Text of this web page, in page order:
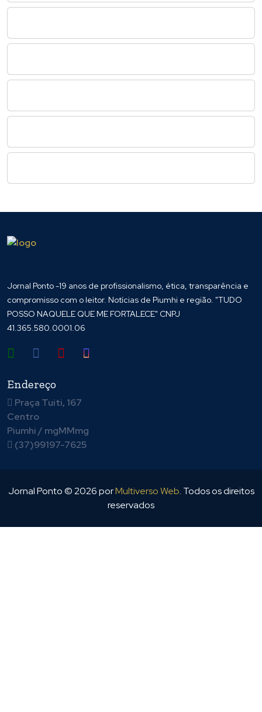
Jornal Ponto -19 anos de profissionalismo, ética, transparência e
compromisso com o leitor. Notícias de Piumhi e região. "TUDO
POSSO NAQUELE QUE ME FORTALECE" CNPJ
41.365.580.0001.06
Endereço
Praça Tuiti, 167
Centro
Piumhi / mgMMmg
(37)99197-7625
Jornal Ponto ©2026porMultiverso Web. Todos os direitos
reservados